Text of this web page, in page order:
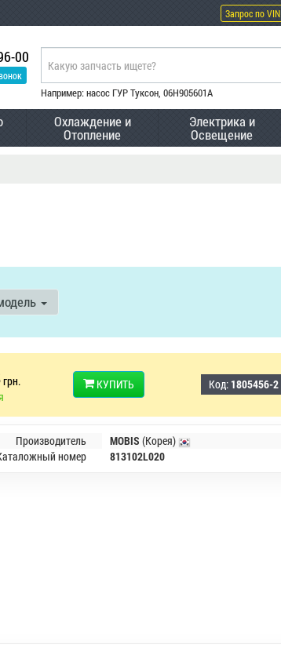
Запрос по VIN
00
Например: насос ГУР Туксон, 06H905601A
Охлаждение и
Отопление
Электрика и
Освещение
грн.
КУПИТЬ Код: 1805456-2
Производитель MOBIS (Корея)
номер
813102L020